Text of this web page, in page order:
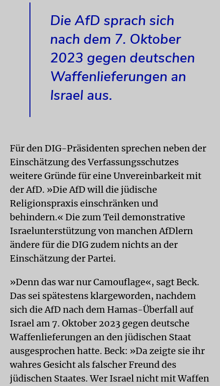
Die AfD sprach sich
nach dem 7. Oktober
2023 gegen deutschen
Waffenlieferungen an
Israel aus.
Für den DIG-Präsidenten sprechen neben der
Einschätzung des Verfassungsschutzes
weitere Gründe für eine Unvereinbarkeit mit
der AfD. »Die AfD will die jüdische
Religionspraxis einschränken und
behindern.« Die zum Teil demonstrative
Israelunterstützung von manchen AfDlern
ändere für die DIG zudem nichts an der
Einschätzung der Partei.
»Denn das war nur Camouflage«, sagt Beck.
Das sei spätestens klargeworden, nachdem
sich die AfD nach dem Hamas-Überfall auf
Israel am 7. Oktober 2023 gegen deutsche
Waffenlieferungen an den jüdischen Staat
ausgesprochen hatte. Beck: »Da zeigte sie ihr
wahres Gesicht als falscher Freund des
jüdischen Staates. Wer Israel nicht mit Waffen